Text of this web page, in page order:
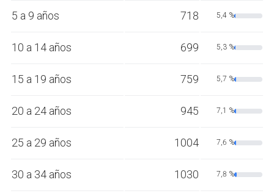
5 a 9 años 718 5,4 %
10 a 14 años 699 5,3 %
15 a 19 años 759 5,7 %
20 a 24 años 945 7,1 %
25 a 29 años 1004 7,6 %
30 a 34 años 1030 7,8 %